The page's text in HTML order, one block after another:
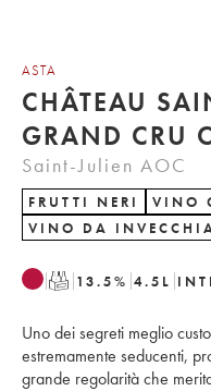
ASTA
CHÂTEAU
GRAND CRU
Saint-Julien AOC
FRUTTI NERI
VINO
VINO DA
T 13.5% 4.5 L
Uno dei segreti meglio
estremamente seducenti,
grande regolarità che